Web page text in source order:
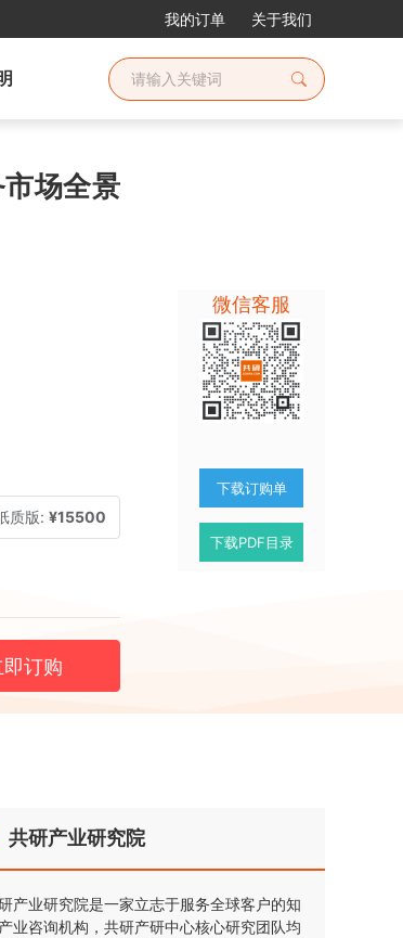
我的订单 关于我们
场全景
质版: ¥15500
即订购
微信客服
下载订购单
下载PDF目录
共研产业研究院
产业研究院是一家立志于服务全球客户的知
业咨询机构，共研产研中心核心研究团队均